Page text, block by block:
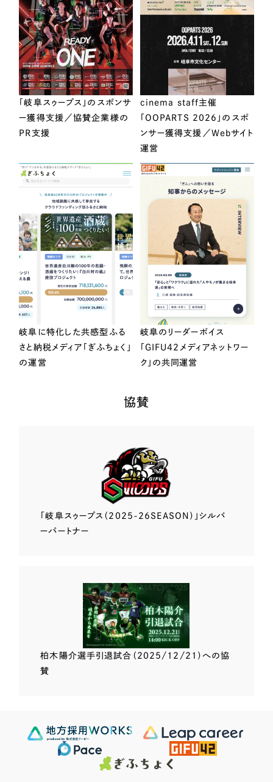
「岐阜スゥープス」のスポンサ
ー獲得支援／協賛企業様の
PR支援
cinema staff主催
「OOPARTS 2026」のスポ
ンサー獲得支援／Webサイト
運営
岐阜に特化した共感型ふる
さと納税メディア「ぎふちょく」
の運営
岐阜のリーダーボイス
「GIFU42メディアネットワー
ク」の共同運営
協賛
「岐阜スゥープス （2025-26SEASON）」 シルバ
ーパートナー
柏木陽介選手引退試合（2025/12/21）への協
賛